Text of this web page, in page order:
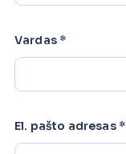
Vardas *
El. pašto adresas *